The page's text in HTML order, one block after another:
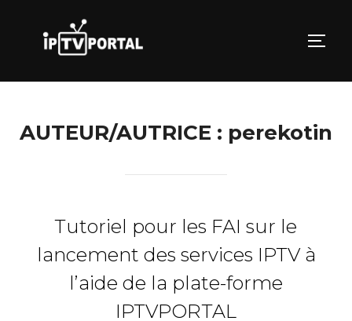
contenu
AUTEUR/AUTRICE : perekotin
Tutoriel pour les FAI sur le
lancement des services IPTV à
l’aide de la plate-forme
IPTVPORTAL